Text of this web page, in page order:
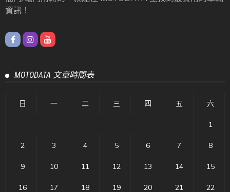
資訊！
MOTODATA 文章時間表
日 一 二 三 四 五 六
1
2 3 4 5 6 7 8
9 10 11 12 13 14 15
16 17 18 19 20 21 22